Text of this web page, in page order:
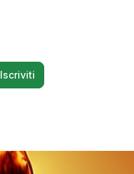
Iscriviti